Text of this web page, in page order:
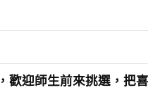
歡迎師生前來挑選，把